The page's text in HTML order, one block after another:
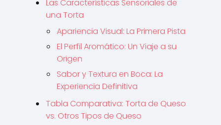
Las Características Sensoriales de
una Torta
Apariencia Visual: La Primera Pista
El Perfil Aromático: Un Viaje a su
Origen
Sabor y Textura en Boca: La
Experiencia Definitiva
Tabla Comparativa: Torta de Queso
vs. Otros Tipos de Queso